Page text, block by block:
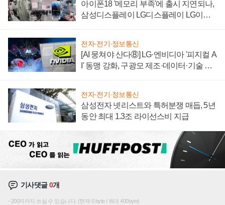
아이폰18 '메모리 부족'에 출시 지연되나,
삼성디스플레이 LG디스플레이 LG이노
전자·전기·정보통신
[AI 뭉쳐야 산다⑧] LG·엔비디아 '피지컬 A
I' 동맹 강화, 구광모 제조·데이터·기술 결
전자·전기·정보통신
삼성전자 넷리스트와 특허분쟁 매듭, 5년
동안 최대 1.3조 라이선스비 지급
기사댓글0개
200자까지 쓰실 수 있습니다. (현재 0 byte / 최대 400byte)